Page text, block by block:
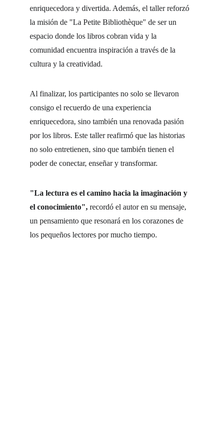
enriquecedora y divertida. Además, el taller reforzó
la misión de "La Petite Bibliothèque" de ser un
espacio donde los libros cobran vida y la
comunidad encuentra inspiración a través de la
cultura y la creatividad.
Al finalizar, los participantes no solo se llevaron
consigo el recuerdo de una experiencia
enriquecedora, sino también una renovada pasión
por los libros. Este taller reafirmó que las historias
no solo entretienen, sino que también tienen el
poder de conectar, enseñar y transformar.
"La lectura es el camino hacia la imaginación y
el conocimiento", recordó el autor en su mensaje,
un pensamiento que resonará en los corazones de
los pequeños lectores por mucho tiempo.